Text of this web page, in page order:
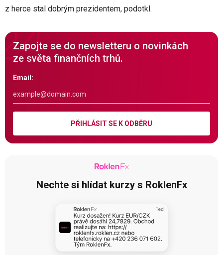
z herce stal dobrým prezidentem, podotkl.
Zapojte se do newsletteru o novinkách
ze světa finančních trhů.
Email:
PŘIHLÁSIT SE K ODBĚRU
Nechte si hlídat kurzy s RoklenFx